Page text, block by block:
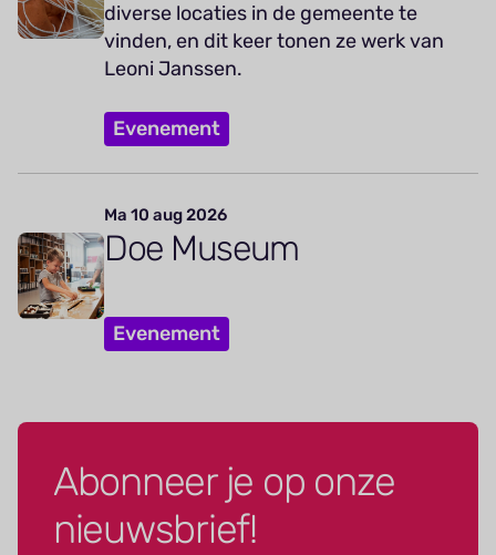
diverse locaties in de gemeente te
vinden, en dit keer tonen ze werk van
Leoni Janssen.
Evenement
Ma 10 aug 2026
Doe Museum
Evenement
Abonneer je op onze
nieuwsbrief!